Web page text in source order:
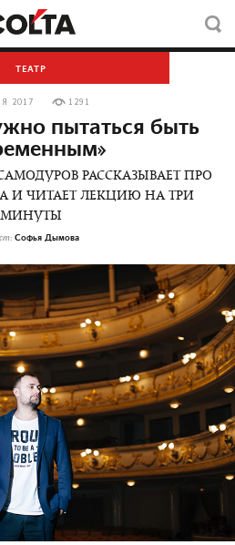
ТЕАТР
2017 1291
пытаться быть
РАССКАЗЫВАЕТ ПРО
И ЧИТАЕТ ЛЕКЦИЮ НА ТРИ
МИНУТЫ
Софья Дымова